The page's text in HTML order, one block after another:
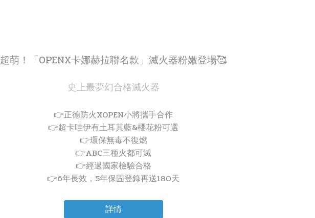
超萌！「OPENX卡娜赫拉聯名款」滅火器粉嫩登場🥰
史上最夢幻合格滅火器
👉正德防火XOPEN小將攜手合作
👉超卡哇伊有土耳其藍&櫻花粉可選
👉環保無毒不復燃
👉ABC三種火都可滅
👉經過國家檢驗合格
👉6年長效，5年保固登錄再送180天
詳情